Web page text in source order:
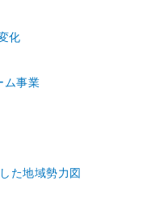
化
ム事業
た地域勢力図